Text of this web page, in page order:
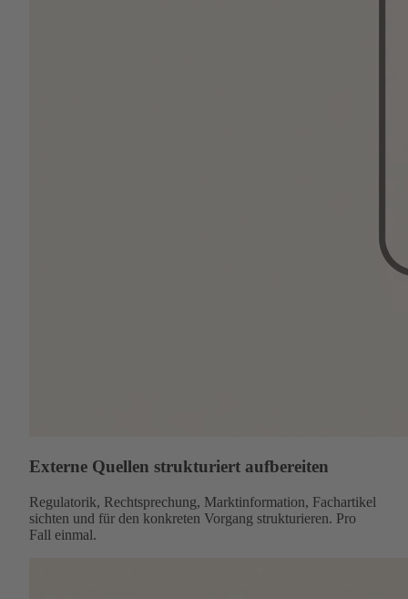
Externe Quellen strukturiert aufbereiten
Regulatorik, Rechtsprechung, Marktinformation, Fachartikel
sichten und für den konkreten Vorgang strukturieren. Pro
Fall einmal.